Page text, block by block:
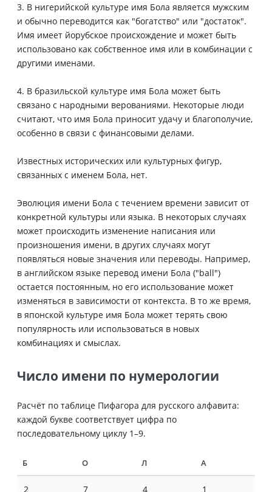
3. В нигерийской культуре имя Бола является мужским
и обычно переводится как "богатство" или "достаток".
Имя имеет йорубское происхождение и может быть
использовано как собственное имя или в комбинации с
другими именами.
4. В бразильской культуре имя Бола может быть
связано с народными верованиями. Некоторые люди
считают, что имя Бола приносит удачу и благополучие,
особенно в связи с финансовыми делами.
Известных исторических или культурных фигур,
связанных с именем Бола, нет.
Эволюция имени Бола с течением времени зависит от
конкретной культуры или языка. В некоторых случаях
может происходить изменение написания или
произношения имени, в других случаях могут
появляться новые значения или переводы. Например,
в английском языке перевод имени Бола ("ball")
остается постоянным, но его использование может
изменяться в зависимости от контекста. В то же время,
в японской культуре имя Бола может терять свою
популярность или использоваться в новых
комбинациях и смыслах.
Число имени по нумерологии
Расчёт по таблице Пифагора для русского алфавита:
каждой букве соответствует цифра по
последовательному циклу 1–9.
Б О Л А
2 7 4 1